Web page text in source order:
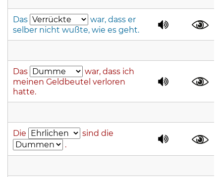
Das
war, dass er
selber nicht wußte, wie es geht.
Das
war, dass ich
meinen Geldbeutel verloren
hatte.
Die
sind die
.